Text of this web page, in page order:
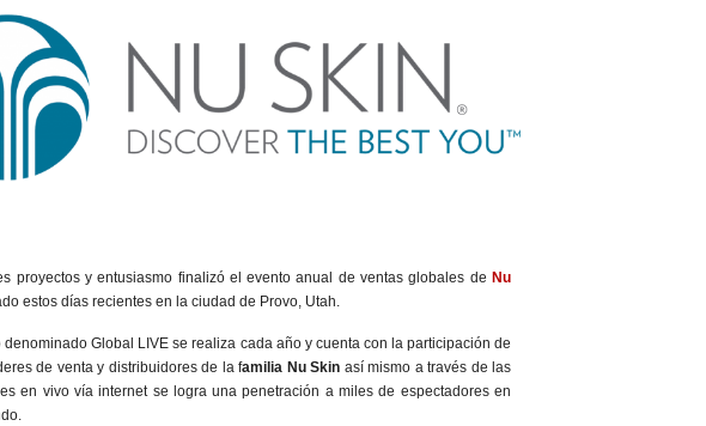
proyectos y entusiasmo finalizó el evento anual de ventas globales de Nu
estos días recientes en la ciudad de Provo, Utah.
denominado Global LIVE se realiza cada año y cuenta con la participación de
de venta y distribuidores de la familia Nu Skin así mismo a través de las
en vivo vía internet se logra una penetración a miles de espectadores en